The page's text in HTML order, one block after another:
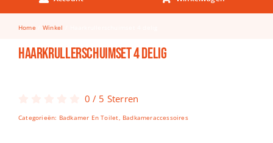
Keuken & Tafelen
Kinderfietsen
Knutselen
Spellen
Home Winkel
Haarkrullerschuimset 4 delig
0 / 5 Sterren
Categorieën: Badkamer En Toilet, Badkameraccessoires